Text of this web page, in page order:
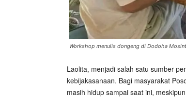
Workshop menulis dongeng di Dodoha
Laolita, menjadi salah satu sumber
kebijakasanaan. Bagi masyarakat
masih hidup sampai saat ini,